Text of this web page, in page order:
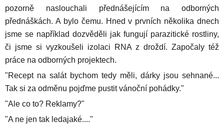
pozorně naslouchali přednášejícím na odborných
přednáškách. A bylo čemu. Hned v prvních několika dnech
jsme se například dozvěděli jak fungují parazitické rostliny,
či jsme si vyzkoušeli izolaci RNA z droždí. Započaly též
práce na odborných projektech.
"Recept na salát bychom tedy měli, dárky jsou sehnané...
Tak si za odměnu pojďme pustit vánoční pohádky."
"Ale co to? Reklamy?"
"A ne jen tak ledajaké...."